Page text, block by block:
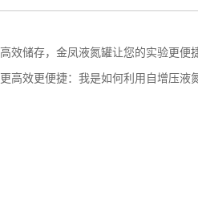
高效储存，金凤液氮罐让您的实验更便
更高效更便捷：我是如何利用自增压液